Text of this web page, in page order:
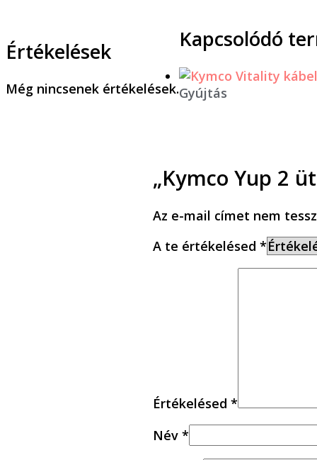
Értékelések
Még nincsenek értékelések.
„Kymco Yup 2
Az e-mail címet nem
A te értékelésed *
Értékelésed *
Név *
Kapcsolódó
Gyújtás